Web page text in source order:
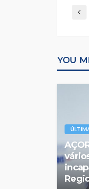
YOU